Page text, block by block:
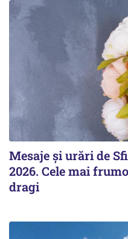
Mesaje și urări de
2026. Cele mai
dragi